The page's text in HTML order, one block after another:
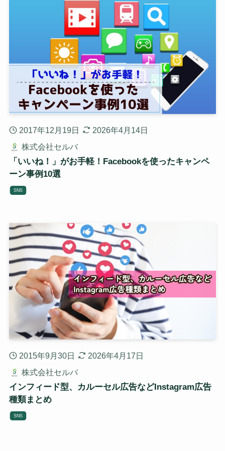
2017年12月19日
2026年4月14日
株式会社セルバ
「いいね！」がお手軽！Facebookを使ったキャンペ
ーン事例10選
SNS
2015年9月30日
2026年4月17日
株式会社セルバ
インフィード型、カルーセル広告などInstagram広告
種類まとめ
SNS